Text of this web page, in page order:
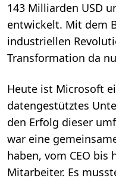
143 Milliarden USD
entwickelt. Mit dem
industriellen
Transformation da
Heute ist Microsoft
datengestütztes
den Erfolg dieser
war eine
haben, vom CEO bis
Mitarbeiter. Es